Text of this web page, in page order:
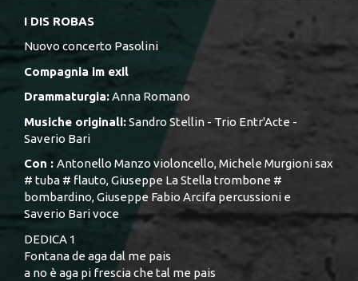
I DIS ROBAS
Nuovo concerto Pasolini
Compagnia im exil
Drammaturgia:Anna Romano
Musiche originali:Sandro Stellin - Trio Entr'Acte -
Saverio Bari
Con : Antonello Manzo violoncello, Michele Murgioni sax
# tuba # flauto, Giuseppe La Stella trombone #
bombardino, Giuseppe Fabio Arcifa percussioni e
Saverio Bari voce
DEDICA 1
Fontana de aga dal me pais
a no è aga pi frescia che tal me pais